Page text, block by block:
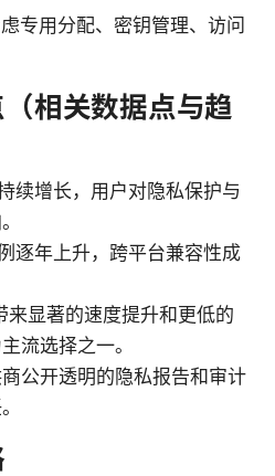
专用分配、密钥管理、访问
相关数据点与趋
续增长，用户对隐私保护与
逐年上升，跨平台兼容性成
显著的速度提升和更低的
流选择之一。
公开透明的隐私报告和审计